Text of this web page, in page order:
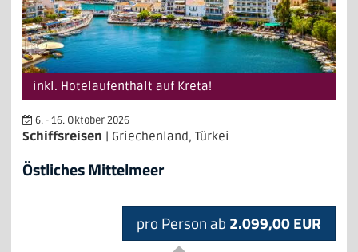
inkl. Hotelaufenthalt auf Kreta!
6. - 16. Oktober 2026
Schiffsreisen | Griechenland, Türkei
Östliches Mittelmeer
pro Person ab 2.099,00 EUR